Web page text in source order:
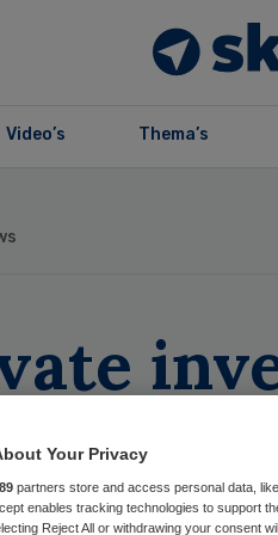
Video’s Thema’s
Your Privacy
partners store and access personal data,
enables tracking technologies to support
Reject All or withdrawing your consent